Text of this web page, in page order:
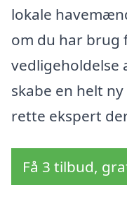
lokale
om du har
vedligeholdelse
skabe en helt
rette ekspert
Få 3 tilbud,